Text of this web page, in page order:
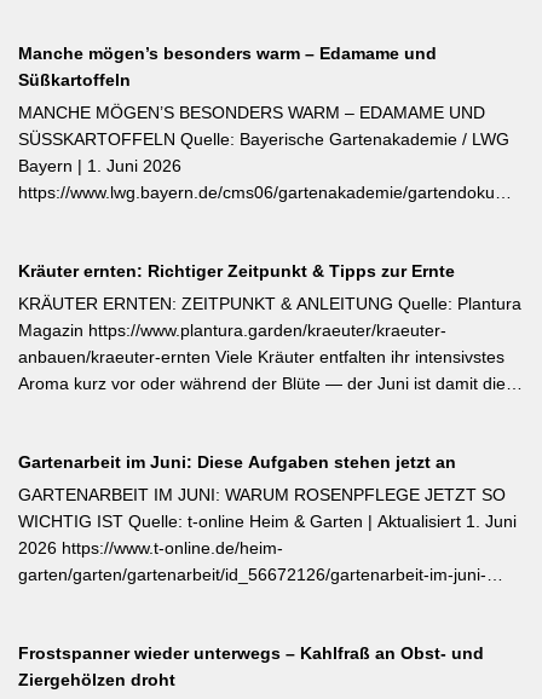
bis Mitte Juli abgeschlossen sein, damit sich die Pflanzen auf die
Überwinterung vorbereiten können. Der entscheidende Tipp für
öfterblühende Sorten: Verwelkte Blüten mit 2–3 Blattstielpaaren
darunter sofort abschneiden – das regt neue Knospen an und
verlängert die Blütezeit erheblich. [Thema-Tag: #Rosenpflege
#Pflanzenpflege #Gehölze]
Manche mögen’s besonders warm – Edamame und
Süßkartoffeln
MANCHE MÖGEN’S BESONDERS WARM – EDAMAME UND
SÜSSKARTOFFELN Quelle: Bayerische Gartenakademie / LWG
Bayern | 1. Juni 2026
https://www.lwg.bayern.de/cms06/gartenakademie/
ins Freiland. Edamame (Garten-Soja) kann direkt gesät oder
vorgezogen werden; Staffelsaaten sind bis Anfang Juli möglich,
die Ernte beginnt ab August. Süßkartoffeln sind ausschließlich als
Jungpflanzen erhältlich und benötigen Wärme, Sonne und einen
tiefen, durchlässigen Boden. Frisch geerntete Knollen müssen
Kräuter ernten: Richtiger Zeitpunkt & Tipps zur Ernte
KRÄUTER ERNTEN: ZEITPUNKT & ANLEITUNG Quelle: Plantura
Magazin https://www.plantura.garden/kraeuter/kraeuter-
anbauen/kraeuter-ernten Viele Kräuter entfalten ihr intensivstes
Aroma kurz vor oder während der Blüte — der Juni ist damit die
Abtrocknen des Taus, bevor die Mittagshitze ätherische Öle
verflüchtigt. Beim Schnitt empfehlen sich ganze Triebspitzen statt
einzelner Blätter — das fördert buschigen Neuaustrieb und
ermöglicht weitere Ernten im Sommer. Für die Trocknung werden
Büschel kopfüber an einem schattigen, luftigen Ort aufgehängt
Gartenarbeit im Juni: Diese Aufgaben stehen jetzt an
GARTENARBEIT IM JUNI: WARUM ROSENPFLEGE JETZT SO
WICHTIG IST Quelle: t-online Heim & Garten | Aktualisiert 1. Juni
2026 https://www.t-online.de/heim-
garten/garten/gartenarbeit/id_56672126/gartenarbeit-im-juni-
dem Boden — konsequent entfernt werden, da sie die veredelte
Sorte verdrängen. Kletterrosen wie ‚Sympathie‘ müssen neues
Frostspanner wieder unterwegs – Kahlfraß an Obst- und
Ziergehölzen droht